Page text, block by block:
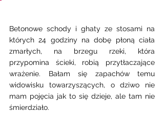
Betonowe schody i ghaty ze stosami na
których 24 godziny na dobę płoną ciała
zmarłych, na brzegu rzeki, która
przypomina ścieki, robią przytłaczające
wrażenie. Bałam się zapachów temu
widowisku towarzyszących, o dziwo nie
mam pojęcia jak to się dzieje, ale tam nie
śmierdziało.